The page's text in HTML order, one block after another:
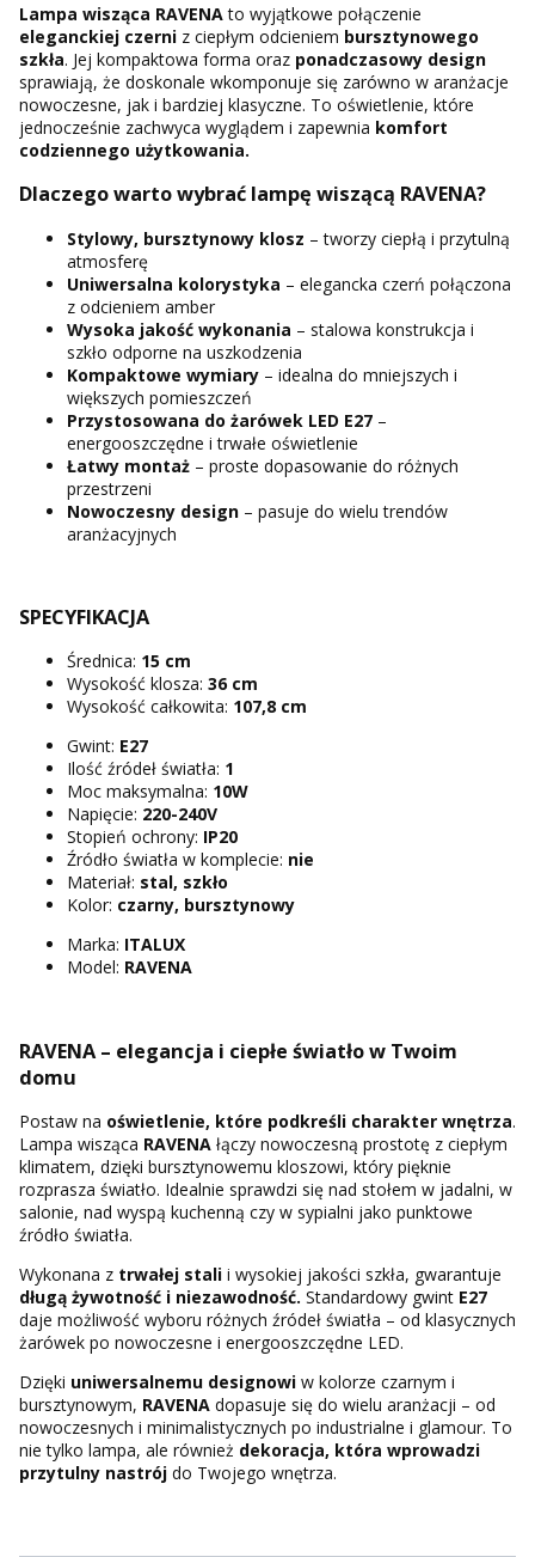
Lampa wisząca RAVENAto wyjątkowe połączenie
eleganckiej czerni z ciepłym odcieniem bursztynowego
szkła. Jej kompaktowa forma oraz ponadczasowy design
sprawiają, że doskonale wkomponuje się zarówno w aranżacje
nowoczesne, jak i bardziej klasyczne. To oświetlenie, które
jednocześnie zachwyca wyglądem i zapewnia komfort
codziennego użytkowania.
Dlaczego warto wybrać lampę wiszącą RAVENA?
Stylowy, bursztynowy klosz – tworzy ciepłą i przytulną
atmosferę
Uniwersalna kolorystyka – elegancka czerń połączona
z odcieniem amber
Wysoka jakość wykonania – stalowa konstrukcja i
szkło odporne na uszkodzenia
Kompaktowe wymiary – idealna do mniejszych i
większych pomieszczeń
Przystosowana do żarówek LED E27 –
energooszczędne i trwałe oświetlenie
Łatwy montaż – proste dopasowanie do różnych
przestrzeni
Nowoczesny design – pasuje do wielu trendów
aranżacyjnych
SPECYFIKACJA
Średnica: 15 cm
Wysokość klosza: 36 cm
Wysokość całkowita: 107,8 cm
Gwint: E27
Ilość źródeł światła: 1
Moc maksymalna: 10W
Napięcie: 220-240V
Stopień ochrony: IP20
Źródło światła w komplecie: nie
Materiał: stal, szkło
Kolor: czarny, bursztynowy
Marka: ITALUX
Model: RAVENA
RAVENA – elegancja i ciepłe światło w Twoim
domu
Postaw na oświetlenie, które podkreśli charakter wnętrza.
Lampa wisząca RAVENA łączy nowoczesną prostotę z ciepłym
klimatem, dzięki bursztynowemu kloszowi, który pięknie
rozprasza światło. Idealnie sprawdzi się nad stołem w jadalni, w
salonie, nad wyspą kuchenną czy w sypialni jako punktowe
źródło światła.
Wykonana z trwałej stali i wysokiej jakości szkła, gwarantuje
długą żywotność i niezawodność. Standardowy gwint E27
daje możliwość wyboru różnych źródeł światła – od klasycznych
żarówek po nowoczesne i energooszczędne LED.
Dzięki uniwersalnemu designowi w kolorze czarnym i
bursztynowym, RAVENA dopasuje się do wielu aranżacji – od
nowoczesnych i minimalistycznych po industrialne i glamour. To
nie tylko lampa, ale również dekoracja, która wprowadzi
przytulny nastrój do Twojego wnętrza.